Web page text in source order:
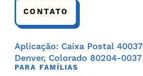
CONTATO
Aplicação: Caixa Postal 40037
Denver, Colorado 80204-0037
PARA FAMÍLIAS